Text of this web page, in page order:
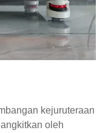
kejuruteraan
oleh